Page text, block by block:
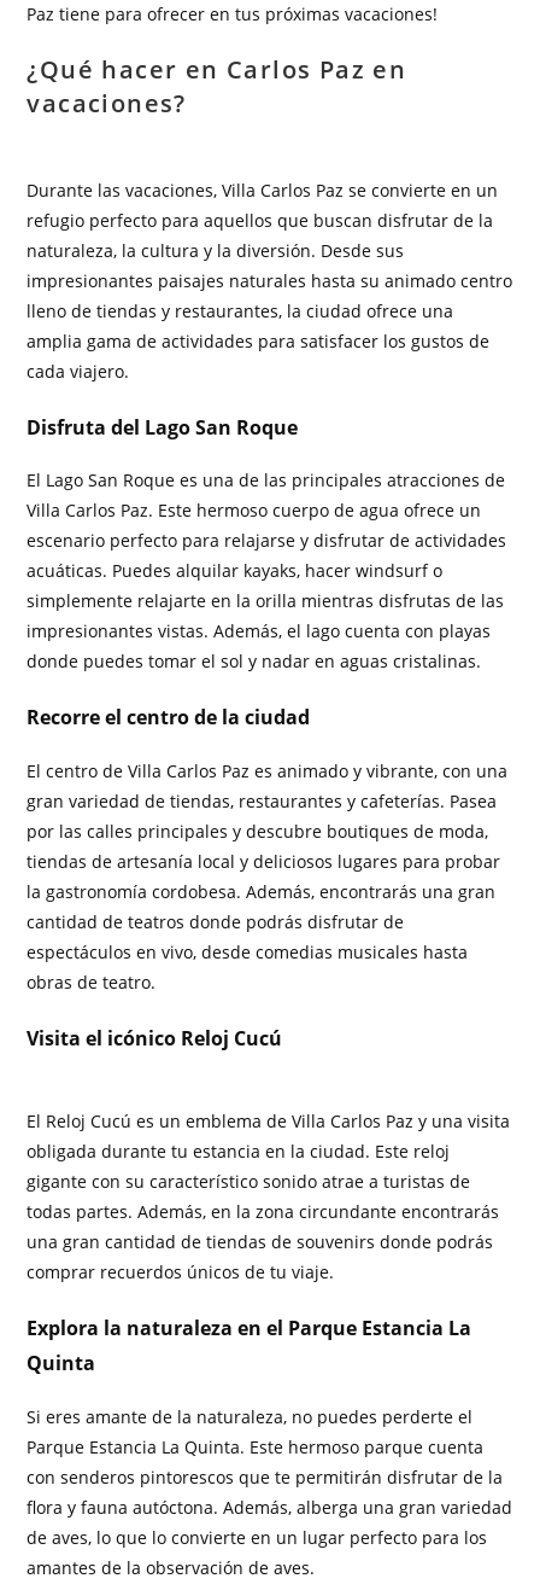
Paz tiene para ofrecer en tus próximas vacaciones!
¿Qué hacer en Carlos Paz en
vacaciones?
Durante las vacaciones, Villa Carlos Paz se convierte en un
refugio perfecto para aquellos que buscan disfrutar de la
naturaleza, la cultura y la diversión. Desde sus
impresionantes paisajes naturales hasta su animado centro
lleno de tiendas y restaurantes, la ciudad ofrece una
amplia gama de actividades para satisfacer los gustos de
cada viajero.
Disfruta del Lago San Roque
El Lago San Roque es una de las principales atracciones de
Villa Carlos Paz. Este hermoso cuerpo de agua ofrece un
escenario perfecto para relajarse y disfrutar de actividades
acuáticas. Puedes alquilar kayaks, hacer windsurf o
simplemente relajarte en la orilla mientras disfrutas de las
impresionantes vistas. Además, el lago cuenta con playas
donde puedes tomar el sol y nadar en aguas cristalinas.
Recorre el centro de la ciudad
El centro de Villa Carlos Paz es animado y vibrante, con una
gran variedad de tiendas, restaurantes y cafeterías. Pasea
por las calles principales y descubre boutiques de moda,
tiendas de artesanía local y deliciosos lugares para probar
la gastronomía cordobesa. Además, encontrarás una gran
cantidad de teatros donde podrás disfrutar de
espectáculos en vivo, desde comedias musicales hasta
obras de teatro.
Visita el icónico Reloj Cucú
El Reloj Cucú es un emblema de Villa Carlos Paz y una visita
obligada durante tu estancia en la ciudad. Este reloj
gigante con su característico sonido atrae a turistas de
todas partes. Además, en la zona circundante encontrarás
una gran cantidad de tiendas de souvenirs donde podrás
comprar recuerdos únicos de tu viaje.
Explora la naturaleza en el Parque Estancia La
Quinta
Si eres amante de la naturaleza, no puedes perderte el
Parque Estancia La Quinta. Este hermoso parque cuenta
con senderos pintorescos que te permitirán disfrutar de la
flora y fauna autóctona. Además, alberga una gran variedad
de aves, lo que lo convierte en un lugar perfecto para los
amantes de la observación de aves.